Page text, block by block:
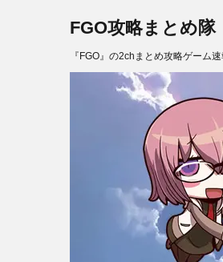
FGO攻略まとめ隊
『FGO』の2chまとめ攻略ゲーム